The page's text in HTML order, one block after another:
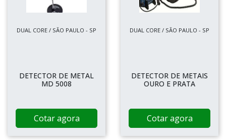
DUAL CORE / SÃO PAULO - SP
DETECTOR DE METAL
MD 5008
Cotar agora
DUAL CORE / SÃO PAULO - SP
DETECTOR DE METAIS
OURO E PRATA
Cotar agora